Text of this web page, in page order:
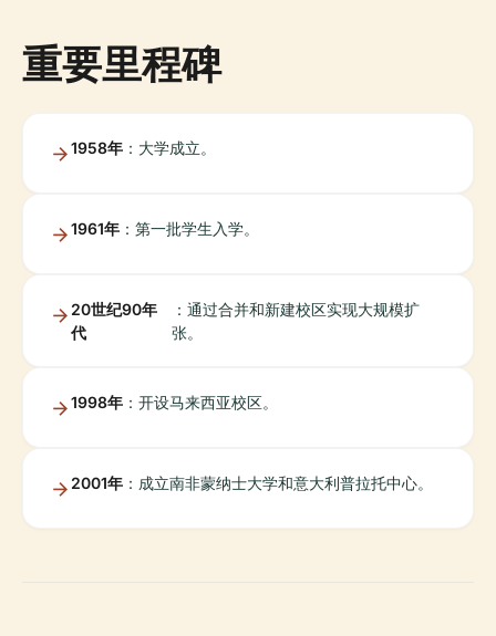
重要里程碑
1958年 ：大学成立。
1961年 ：第一批学生入学。
20世纪90年
代
：通过合并和新建校区实现大规模扩
张。
1998年 ：开设马来西亚校区。
2001年 ：成立南非蒙纳士大学和意大利普拉托中心。